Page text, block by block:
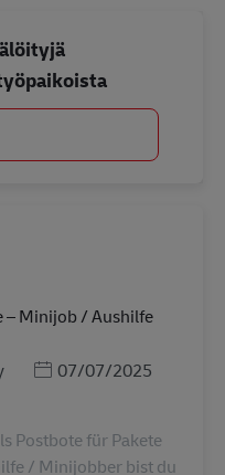
– Minijob / Aushilfe
Posted Date
07/07/2025
Postbote für Pakete
/ Minijobber bist du